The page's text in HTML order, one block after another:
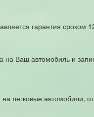
гарантия сроком
на Ваш автомобиль и
на легковые автомобили,